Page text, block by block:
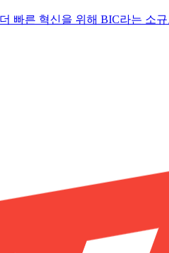
빠른 혁신을 위해 BIC라는 소